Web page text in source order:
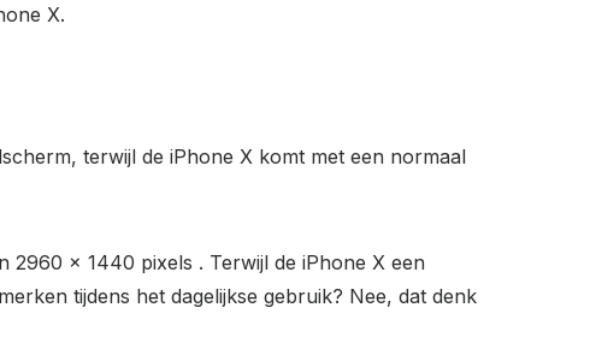
X.
terwijl de iPhone X komt met een normaal
2960 × 1440 pixels . Terwijl de iPhone X een
tijdens het dagelijkse gebruik? Nee, dat denk